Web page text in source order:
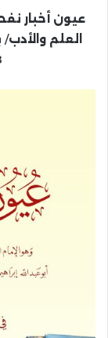
عيون أخبار
العلم والأدب/